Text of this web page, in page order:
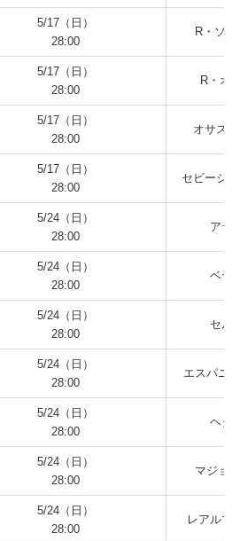
5/17（日）
28:00
R・ソ
5/17（日）
28:00
R・オ
5/17（日）
28:00
オサス
5/17（日）
28:00
セビージ
5/24（日）
28:00
アラ
5/24（日）
28:00
ベテ
5/24（日）
28:00
セル
5/24（日）
28:00
エスパニ
5/24（日）
28:00
ヘタ
5/24（日）
28:00
マジョ
5/24（日）
28:00
レアルマ